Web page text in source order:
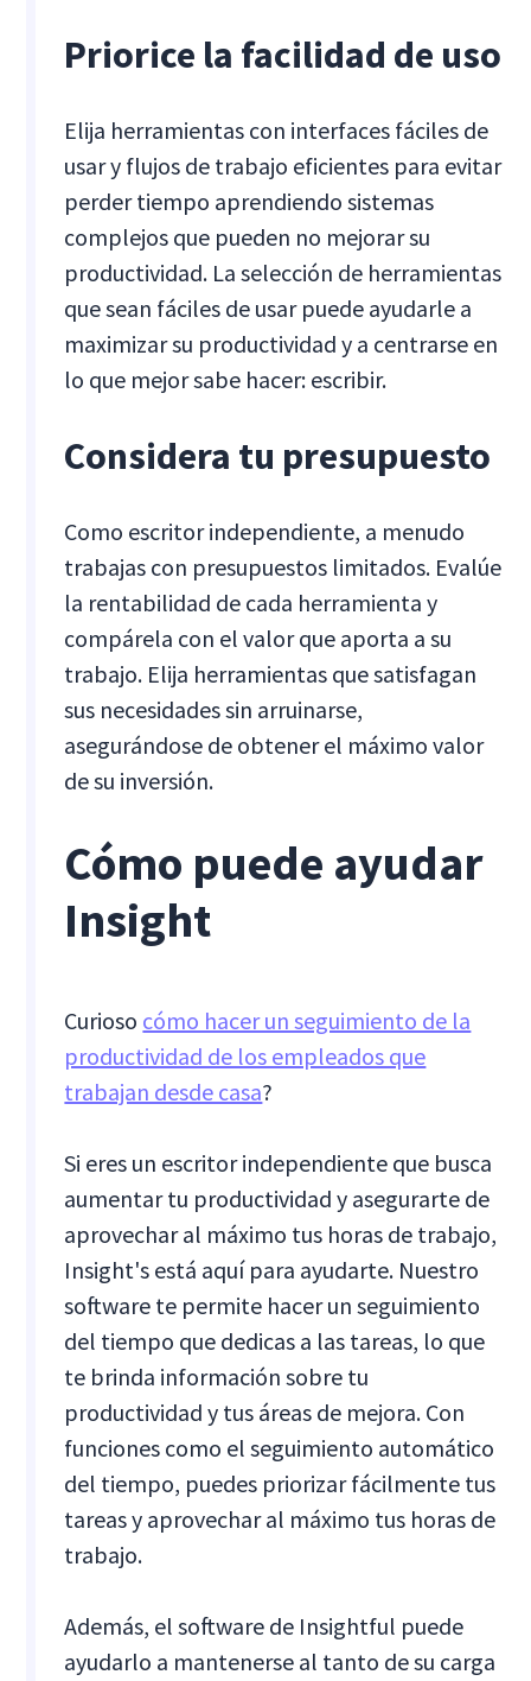
Priorice la facilidad de uso
Elija herramientas con interfaces fáciles de
usar y flujos de trabajo eficientes para evitar
perder tiempo aprendiendo sistemas
complejos que pueden no mejorar su
productividad. La selección de herramientas
que sean fáciles de usar puede ayudarle a
maximizar su productividad y a centrarse en
lo que mejor sabe hacer: escribir.
Considera tu presupuesto
Como escritor independiente, a menudo
trabajas con presupuestos limitados. Evalúe
la rentabilidad de cada herramienta y
compárela con el valor que aporta a su
trabajo. Elija herramientas que satisfagan
sus necesidades sin arruinarse,
asegurándose de obtener el máximo valor
de su inversión.
Cómo puede ayudar
Insight
Curioso cómo hacer un seguimiento de la
productividad de los empleados que
trabajan desde casa?
Si eres un escritor independiente que busca
aumentar tu productividad y asegurarte de
aprovechar al máximo tus horas de trabajo,
Insight's está aquí para ayudarte. Nuestro
software te permite hacer un seguimiento
del tiempo que dedicas a las tareas, lo que
te brinda información sobre tu
productividad y tus áreas de mejora. Con
funciones como el seguimiento automático
del tiempo, puedes priorizar fácilmente tus
tareas y aprovechar al máximo tus horas de
trabajo.
Además, el software de Insightful puede
ayudarlo a mantenerse al tanto de su carga